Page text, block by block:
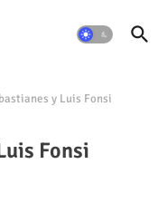
y Luis Fonsi
Fonsi